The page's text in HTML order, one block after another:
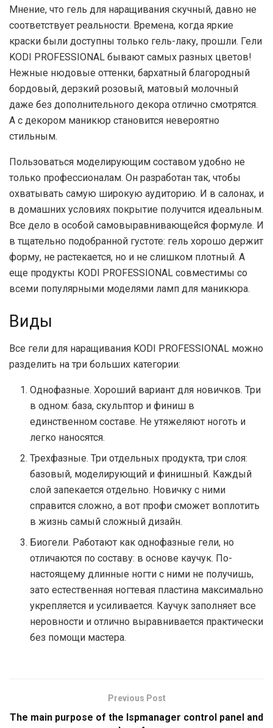
Мнение, что гель для наращивания скучный, давно не
соответствует реальности. Времена, когда яркие
краски были доступны только гель-лаку, прошли. Гели
KODI PROFESSIONAL бывают самых разных цветов!
Нежные нюдовые оттенки, бархатный благородный
бордовый, дерзкий розовый, матовый молочный
даже без дополнительного декора отлично смотрятся.
А с декором маникюр становится невероятно
стильным.
Пользоваться моделирующим составом удобно не
только профессионалам. Он разработан так, чтобы
охватывать самую широкую аудиторию. И в салонах, и
в домашних условиях покрытие получится идеальным.
Все дело в особой самовыравнивающейся формуле. И
в тщательно подобранной густоте: гель хорошо держит
форму, не растекается, но и не слишком плотный. А
еще продукты KODI PROFESSIONAL совместимы со
всеми популярными моделями ламп для маникюра.
Виды
Все гели для наращивания KODI PROFESSIONAL можно
разделить на три больших категории:
Однофазные. Хороший вариант для новичков. Три
в одном: база, скульптор и финиш в
единственном составе. Не утяжеляют ноготь и
легко наносятся.
Трехфазные. Три отдельных продукта, три слоя:
базовый, моделирующий и финишный. Каждый
слой запекается отдельно. Новичку с ними
справится сложно, а вот профи сможет воплотить
в жизнь самый сложный дизайн.
Биогели. Работают как однофазные гели, но
отличаются по составу: в основе каучук. По-
настоящему длинные ногти с ними не получишь,
зато естественная ногтевая пластина максимально
укрепляется и усиливается. Каучук заполняет все
неровности и отлично выравнивается практически
без помощи мастера.
Previous Post
The main purpose of the Ispmanager control panel and